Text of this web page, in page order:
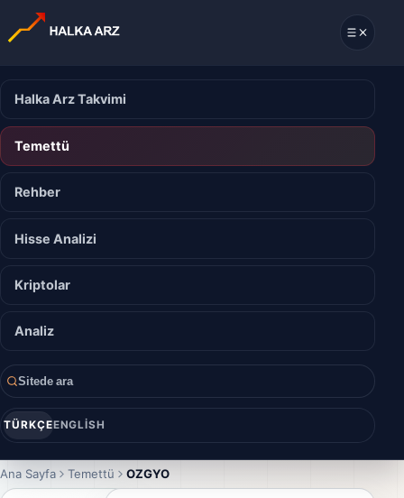
Halka Arz Takvimi
Temettü
Rehber
Hisse Analizi
Kriptolar
Analiz
Sitede ara
TÜRKÇEENGLISH
Ana Sayfa Temettü OZGYO